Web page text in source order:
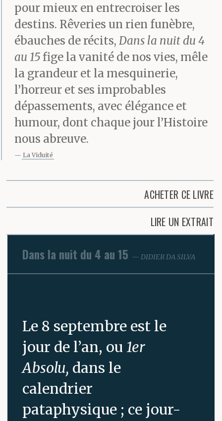
pour mieux en entrecroiser les
destins. Rêveries un rien funèbre,
ébauches de récits, Dans la nuit du 4
au 15fige la vanité de nos vies, mêle
la grandeur et la mesquinerie,
l’horreur et ses improbables
dépassements, avec élégance et
humour, dont chaque jour l’Histoire
nous abreuve.
La Viduité
ACHETER CE LIVRE
LIRE UN EXTRAIT
Dans la nuit du 4 au 15 DIDIER DA SILVA
Le 8 septembre est le
jour de l’an, ou 1er
Absolu, dans le
calendrier
pataphysique ; ce jour-